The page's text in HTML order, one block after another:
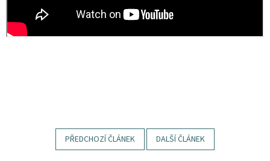
PŘEDCHOZÍ ČLÁNEK DALŠÍ ČLÁNEK